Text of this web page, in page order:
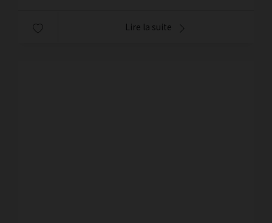
Lire la suite